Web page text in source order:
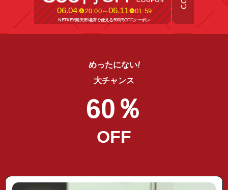
めったにない!
大チャンス
60％
OFF
"door-opener01"